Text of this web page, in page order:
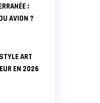
:
AVION ?
ART
EN 2026